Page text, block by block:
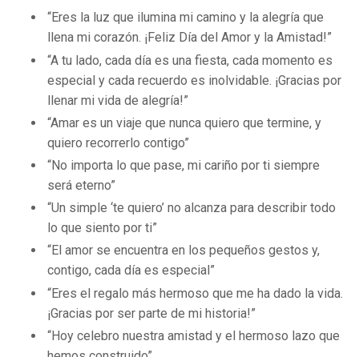
“Eres la luz que ilumina mi camino y la alegría que
llena mi corazón. ¡Feliz Día del Amor y la Amistad!”
“A tu lado, cada día es una fiesta, cada momento es
especial y cada recuerdo es inolvidable. ¡Gracias por
llenar mi vida de alegría!”
“Amar es un viaje que nunca quiero que termine, y
quiero recorrerlo contigo”
“No importa lo que pase, mi cariño por ti siempre
será eterno”
“Un simple ‘te quiero’ no alcanza para describir todo
lo que siento por ti”
“El amor se encuentra en los pequeños gestos y,
contigo, cada día es especial”
“Eres el regalo más hermoso que me ha dado la vida.
¡Gracias por ser parte de mi historia!”
“Hoy celebro nuestra amistad y el hermoso lazo que